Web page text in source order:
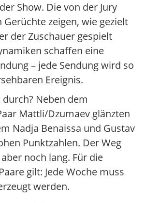
Show. Die von der Jury
Gerüchte zeigen, wie gezielt
der Zuschauer gespielt
schaffen eine
– jede Sendung wird so
Ereignis.
Neben dem
Mattli/Dzumaev glänzten
Nadja Benaissa und Gustav
Punktzahlen. Der Weg
noch lang. Für die
gilt: Jede Woche muss
werden.